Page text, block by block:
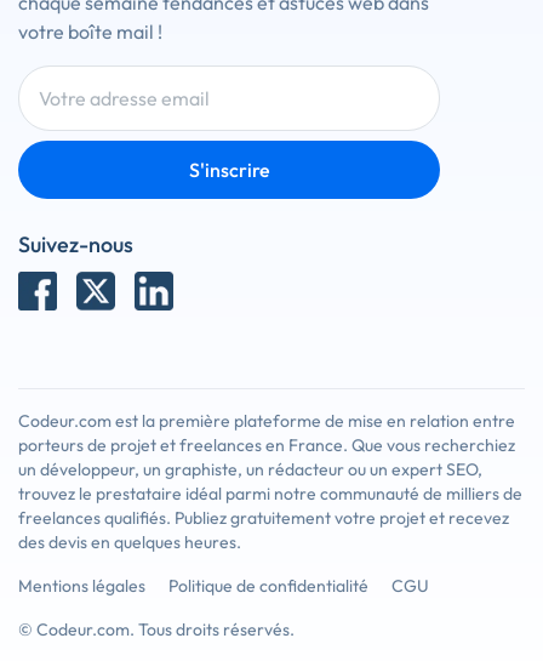
votre boîte mail !
S'inscrire
Suivez-nous
Codeur.com est la première plateforme de mise en relation entre
porteurs de projet et freelances en France. Que vous recherchiez
un développeur, un graphiste, un rédacteur ou un expert SEO,
trouvez le prestataire idéal parmi notre communauté de milliers de
freelances qualifiés. Publiez gratuitement votre projet et recevez
des devis en quelques heures.
Mentions légales
Politique de confidentialité
CGU
© Codeur.com. Tous droits réservés.